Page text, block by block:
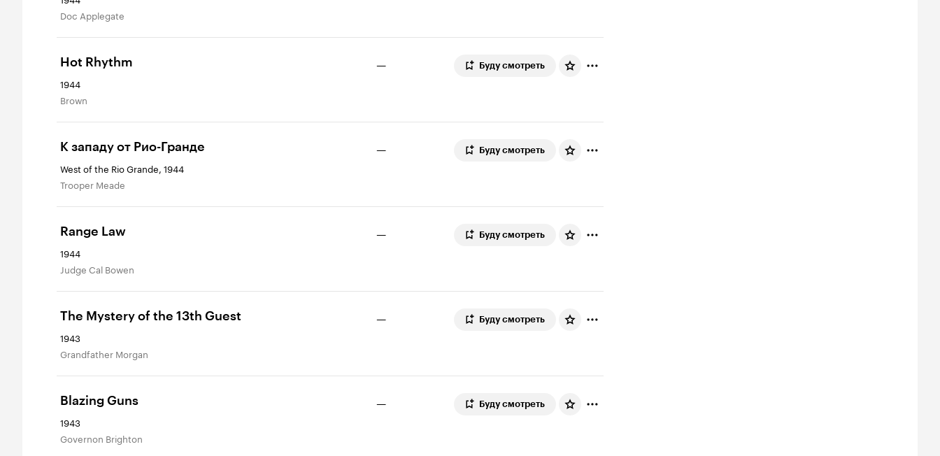
Doc Applegate
Hot Rhythm
1944
Brown
— Буду смотреть
К западу от Рио-Гранде
West of the Rio Grande, 1944
Trooper Meade
— Буду смотреть
Range Law
1944
Judge Cal Bowen
— Буду смотреть
The Mystery of the 13th Guest
1943
Grandfather Morgan
— Буду смотреть
Blazing Guns
1943
Governon Brighton
— Буду смотреть